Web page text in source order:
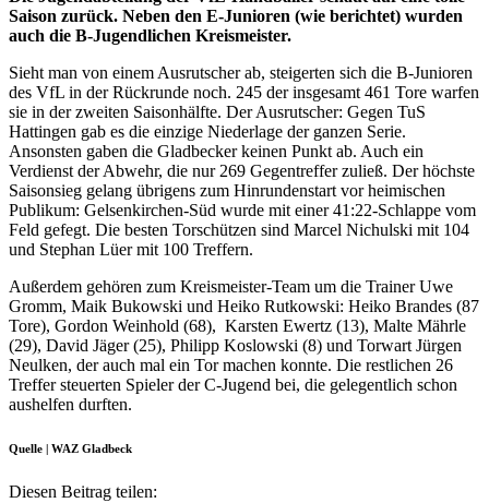
Saison zurück. Neben den E-Junioren (wie berichtet) wurden
auch die B-Jugendlichen Kreismeister.
Sieht man von einem Ausrutscher ab, steigerten sich die B-Junioren
des VfL in der Rückrunde noch. 245 der insgesamt 461 Tore warfen
sie in der zweiten Saisonhälfte. Der Ausrutscher: Gegen TuS
Hattingen gab es die einzige Niederlage der ganzen Serie.
Ansonsten gaben die Gladbecker keinen Punkt ab. Auch ein
Verdienst der Abwehr, die nur 269 Gegentreffer zuließ. Der höchste
Saisonsieg gelang übrigens zum Hinrundenstart vor heimischen
Publikum: Gelsenkirchen-Süd wurde mit einer 41:22-Schlappe vom
Feld gefegt. Die besten Torschützen sind Marcel Nichulski mit 104
und Stephan Lüer mit 100 Treffern.
Außerdem gehören zum Kreismeister-Team um die Trainer Uwe
Gromm, Maik Bukowski und Heiko Rutkowski: Heiko Brandes (87
Tore), Gordon Weinhold (68), Karsten Ewertz (13), Malte Mährle
(29), David Jäger (25), Philipp Koslowski (8) und Torwart Jürgen
Neulken, der auch mal ein Tor machen konnte. Die restlichen 26
Treffer steuerten Spieler der C-Jugend bei, die gelegentlich schon
aushelfen durften.
Quelle | WAZ Gladbeck
Diesen Beitrag teilen: